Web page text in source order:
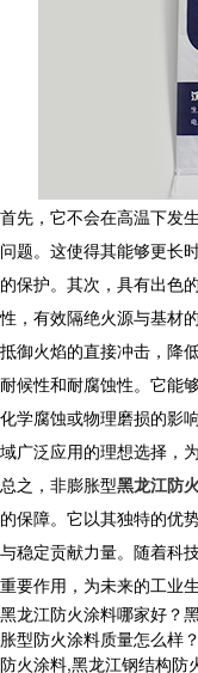
首先，它不会在高温下发
问题。这使得其能够更长
的保护。其次，具有出色
性，有效隔绝火源与基材
抵御火焰的直接冲击，降
耐候性和耐腐蚀性。它能
化学腐蚀或物理磨损的影
域广泛应用的理想选择，
总之，非膨胀型黑龙江防
的保障。它以其独特的优
与稳定贡献力量。随着科
重要作用，为未来的工业
黑龙江防火涂料哪家好？
胀型防火涂料质量怎么样
防火涂料,黑龙江钢结构防